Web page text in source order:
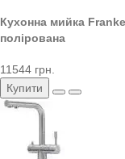
Кухонна мийка
полірована
11544 грн.
Купити